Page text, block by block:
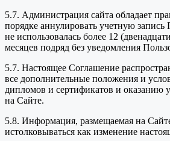
5.7. Администрация сайта обладает
порядке аннулировать учетную запись
не использовалась более 12
месяцев подряд без уведомления
5.7. Настоящее Соглашение
все дополнительные положения и
дипломов и сертификатов и оказанию
на Сайте.
5.8. Информация, размещаемая на
истолковываться как изменение